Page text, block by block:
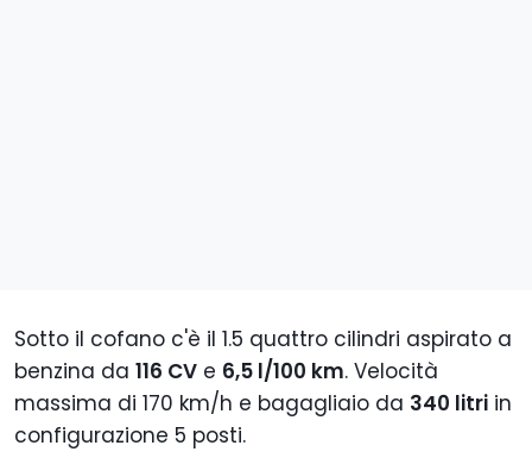
Sotto il cofano c'è il 1.5 quattro cilindri aspirato a
benzina da 116 CV e 6,5 l/100 km. Velocità
massima di 170 km/h e bagagliaio da 340 litri in
configurazione 5 posti.